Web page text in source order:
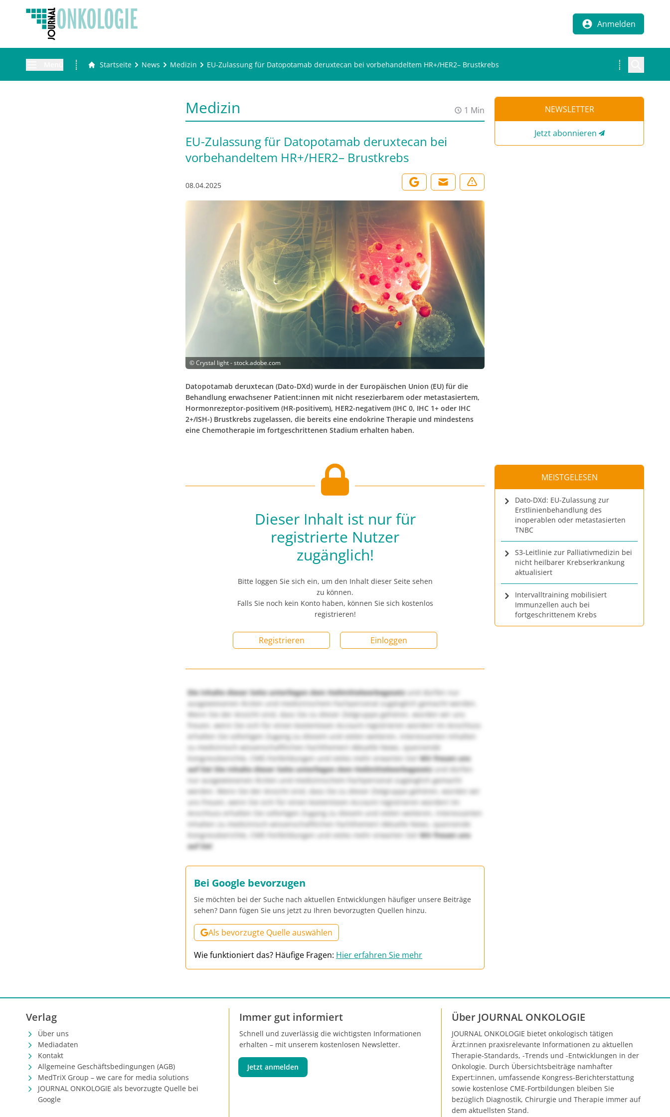
Anmelden
Startseite News Medizin EU-Zulassung für Datopotamab deruxtecan bei vorbehandeltem HR+/HER2– Brustkrebs
Medizin 1 Min
EU-Zulassung für Datopotamab deruxtecan bei
vorbehandeltem HR+/HER2– Brustkrebs
08.04.2025
©Crystal light - stock.adobe.com
Datopotamab deruxtecan (Dato-DXd) wurde in der Europäischen Union (EU) für die
Behandlung erwachsener Patient:innen mit nicht resezierbarem oder metastasiertem,
Hormonrezeptor-positivem (HR-positivem), HER2-negativem (IHC 0, IHC 1+ oder IHC
2+/ISH-) Brustkrebs zugelassen, die bereits eine endokrine Therapie und mindestens
eine Chemotherapie im fortgeschrittenen Stadium erhalten haben.
Dieser Inhalt ist nur für
registrierte Nutzer
zugänglich!
Bitte loggen Sie sich ein, um den Inhalt dieser Seite sehen
zu können.
Falls Sie noch kein Konto haben, können Sie sich kostenlos
registrieren!
Registrieren Einloggen
Die Inhalte dieser Seite unterliegen dem Heilmittelwerbegesetzund dürfen nur
ausgewiesenen Ärzten und medizinischem Fachpersonal zugänglich gemacht werden.
Wenn Sie der Ansicht sind, dass Sie zu dieser Zielgruppe gehören, würden wir uns
freuen, wenn Sie sich für einen kostenlosen Account registrieren würden! Im Anschluss
erhalten Sie sofortigen Zugang zu diesem und vielen weiteren, interessanten Inhalten
zu medizinisch-wissenschaftlichen Fachthemen! Aktuelle News, spannende
Kongressberichte, CME-Fortbildungen und vieles mehr erwarten Sie!Wir freuen uns
auf Sie! Die Inhalte dieser Seite unterliegen dem Heilmittelwerbegesetzund dürfen
nur ausgewiesenen Ärzten und medizinischem Fachpersonal zugänglich gemacht
werden. Wenn Sie der Ansicht sind, dass Sie zu dieser Zielgruppe gehören, würden wir
uns freuen, wenn Sie sich für einen kostenlosen Account registrieren würden! Im
Anschluss erhalten Sie sofortigen Zugang zu diesem und vielen weiteren, interessanten
Inhalten zu medizinisch-wissenschaftlichen Fachthemen! Aktuelle News, spannende
Kongressberichte, CME-Fortbildungen und vieles mehr erwarten Sie! Wir freuen uns
auf Sie!
Bei Google bevorzugen
Sie möchten bei der Suche nach aktuellen Entwicklungen häufiger unsere Beiträge
sehen? Dann fügen Sie uns jetzt zu Ihren bevorzugten Quellen hinzu.
Als bevorzugte Quelle auswählen
Wie funktioniert das? Häufige Fragen: Hier erfahren Sie mehr
NEWSLETTER
Jetzt abonnieren
MEISTGELESEN
Dato-DXd: EU-Zulassung zur
Erstlinienbehandlung des
inoperablen oder metastasierten
TNBC
S3-Leitlinie zur Palliativmedizin bei
nicht heilbarer Krebserkrankung
aktualisiert
Intervalltraining mobilisiert
Immunzellen auch bei
fortgeschrittenem Krebs
Verlag
Über uns
Mediadaten
Kontakt
Allgemeine Geschäftsbedingungen (AGB)
MedTriX Group – we care for media solutions
JOURNAL ONKOLOGIE als bevorzugte Quelle bei
Google
Immer gut informiert
Schnell und zuverlässig die wichtigsten Informationen
erhalten – mit unserem kostenlosen Newsletter.
Jetzt anmelden
Über JOURNAL ONKOLOGIE
JOURNAL ONKOLOGIE bietet onkologisch tätigen
Ärzt:innen praxisrelevante Informationen zu aktuellen
Therapie-Standards, -Trends und -Entwicklungen in der
Onkologie. Durch Übersichtsbeiträge namhafter
Expert:innen, umfassende Kongress-Berichterstattung
sowie kostenlose CME-Fortbildungen bleiben Sie
bezüglich Diagnostik, Chirurgie und Therapie immer auf
dem aktuellsten Stand.